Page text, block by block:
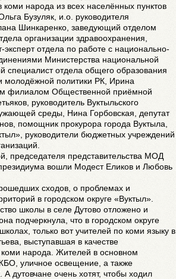
народа из всех населённых пунктов
Бузуляк, и.о. руководителя
Шинкаренко, заведующий отделом
организации здравоохранения,
отдела по работе с национально-
Министерства национальной
специалист отдела общего образования
молодёжной политики РК, Ирина
филиалом Общественной приёмной
руководитель Вуктыльского
среды, Нина Горбовская, депутат
помощник прокурора города Вуктыла,
руководители бюджетных учреждений
председателя представительства МОД
вошли Модест Еликов и Любовь
сходов, о проблемах и
в городском округе «Вуктыл».
школы в селе Дутово отложено и
подчеркнула, что в городском округе
только вот учителей по коми языку в
выступавшая в качестве
коми народа. Жителей в основном
уличное освещение, а также
дутовчане очень хотят, чтобы ходил